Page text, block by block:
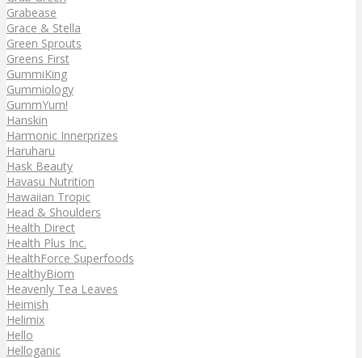
Grabease
Grace & Stella
Green Sprouts
Greens First
GummiKing
Gummiology
GummYum!
Hanskin
Harmonic Innerprizes
Haruharu
Hask Beauty
Havasu Nutrition
Hawaiian Tropic
Head & Shoulders
Health Direct
Health Plus Inc.
HealthForce Superfoods
HealthyBiom
Heavenly Tea Leaves
Heimish
Helimix
Hello
Helloganic